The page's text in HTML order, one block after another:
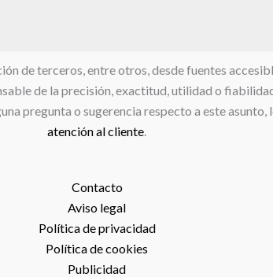
de terceros, entre otros, desde fuentes
de la precisión, exactitud, utilidad o
pregunta o sugerencia respecto a este asunto,
atención al cliente.
Contacto
Aviso legal
Política de privacidad
Política de cookies
Publicidad